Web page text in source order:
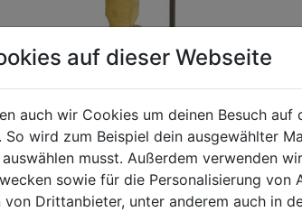
SB Wandhaken
0.0
0.0
von
5
Sternen.
4,59€
auf dieser Webseite
auch wir Cookies um deinen Besuch auf
wird zum Beispiel dein ausgewählter
musst. Außerdem verwenden
sowie für die Personalisierung von
Drittanbieter, unter anderem auch in